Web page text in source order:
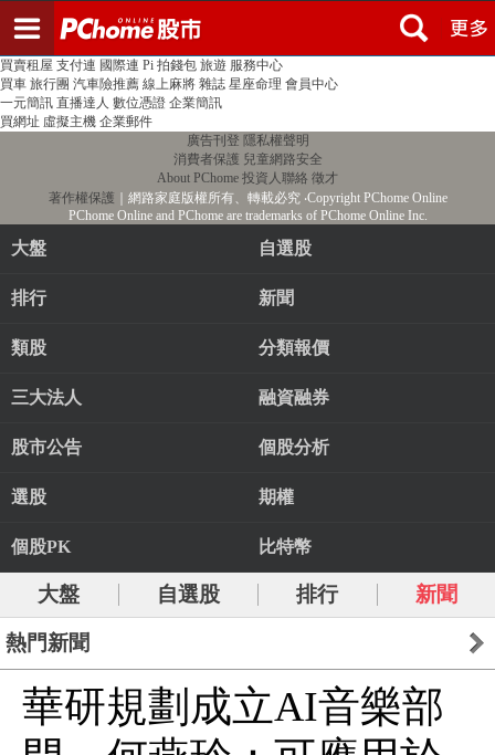
PChome首頁 線上購物 24h購物 書店
買賣租屋 支付連 國際連 Pi 拍錢包 旅遊 服務中心
買車 旅行團 汽車險推薦 線上麻將 雜誌 星座命理 會員中心
一元簡訊 直播達人 數位憑證 企業簡訊
買網址 虛擬主機 企業郵件
廣告刊登 隱私權聲明
消費者保護 兒童網路安全
About PChome 投資人聯絡 徵才
著作權保護 ｜網路家庭版權所有、轉載必究‧Copyright PChome Online
PChome Online and PChome are trademarks of PChome Online Inc.
大盤 自選股
排行 新聞
類股 分類報價
三大法人 融資融券
股市公告 個股分析
選股 期權
個股PK 比特幣
大盤 自選股 排行 新聞
熱門新聞
華研規劃成立AI音樂部